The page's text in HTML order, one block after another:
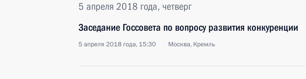
5 апреля 2018 года, четверг
Заседание Госсовета по вопросу развития конкуренции
5 апреля 2018 года, 15:30 Москва, Кремль